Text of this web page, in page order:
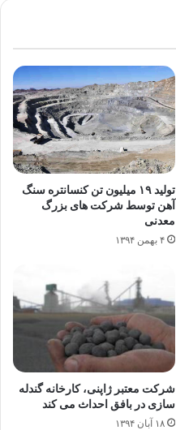
تولید ۱۹ میلیون تن کنسانتره سنگ
آهن توسط شرکت های بزرگ
معدنی
۴ بهمن ۱۳۹۴
شرکت معتبر ژاپنی، کارخانه گندله
سازی در بافق احداث می کند
۱۸ آبان ۱۳۹۴